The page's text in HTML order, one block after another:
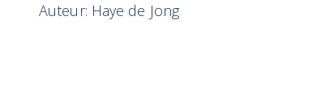
Auteur: Haye de Jong